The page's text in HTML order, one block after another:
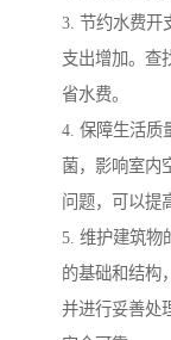
3. 节约水费开
支出增加。查
省水费。
4. 保障生活质
菌，影响室内
问题，可以提
5. 维护建筑物
的基础和结构
并进行妥善处